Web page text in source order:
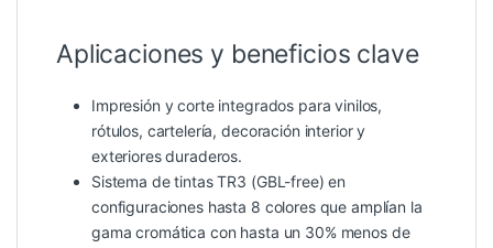
Aplicaciones y beneficios clave
Impresión y corte integrados para vinilos,
rótulos, cartelería, decoración interior y
exteriores duraderos.
Sistema de tintas TR3 (GBL-free) en
configuraciones hasta 8 colores que amplían la
gama cromática con hasta un 30% menos de